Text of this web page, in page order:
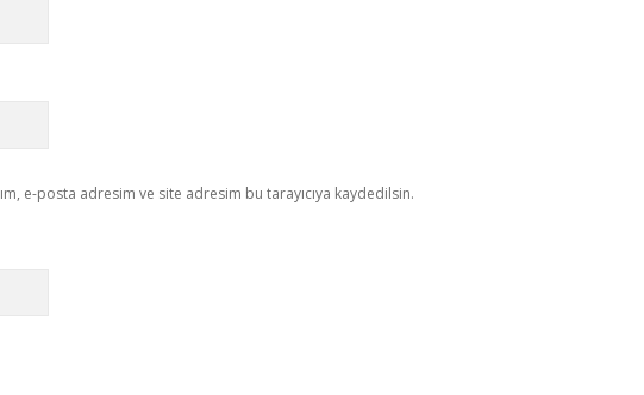
e-posta adresim ve site adresim bu tarayıcıya kaydedilsin.